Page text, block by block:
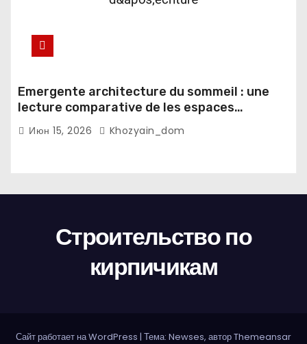
Emergente architecture du sommeil : une
lecture comparative de les espaces
domestiques et les habitudes d'ecriture
Июн 15, 2026 Khozyain_dom
Строительство по
кирпичикам
Сайт работает на WordPress | Тема: Newses, авторThemeansar